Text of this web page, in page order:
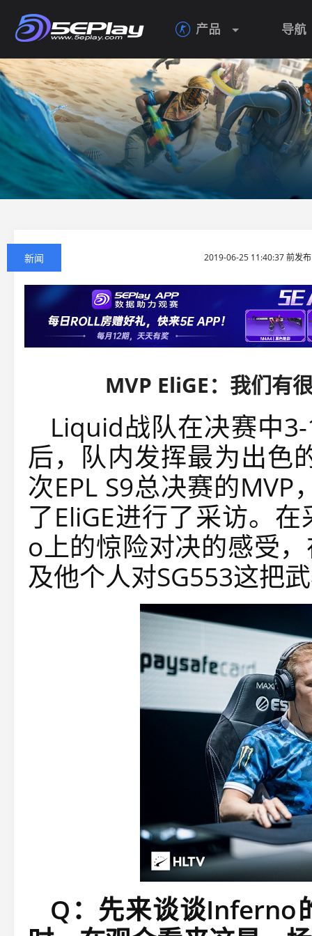
 产品 导航
新闻 2019-06-25 11:40:37 前发
MVP EliGE：我们有
Liquid战队在决赛中
后，队内发挥最为出色
次EPL S9总决赛的
了EliGE进行了采访。
o上的惊险对决的感受
及他个人对SG553这把
Q：先来谈谈Inferno